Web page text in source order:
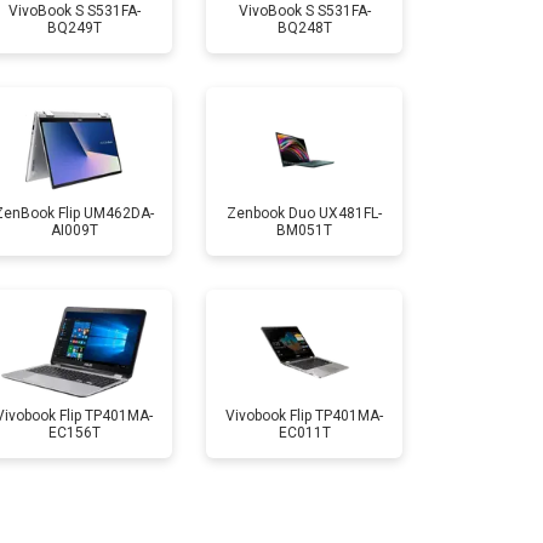
1350 ₽ Заказать
1950 ₽
1950 ₽ Заказать
1750 ₽ Заказать
3950 ₽ Заказать
VivoBook S S531FA-
BQ249T
VivoBook S S531FA-
BQ248T
Flip UM462DA-
AI009T
Zenbook Duo UX481FL-
BM051T
Flip TP401MA-
EC156T
Vivobook Flip TP401MA-
EC011T